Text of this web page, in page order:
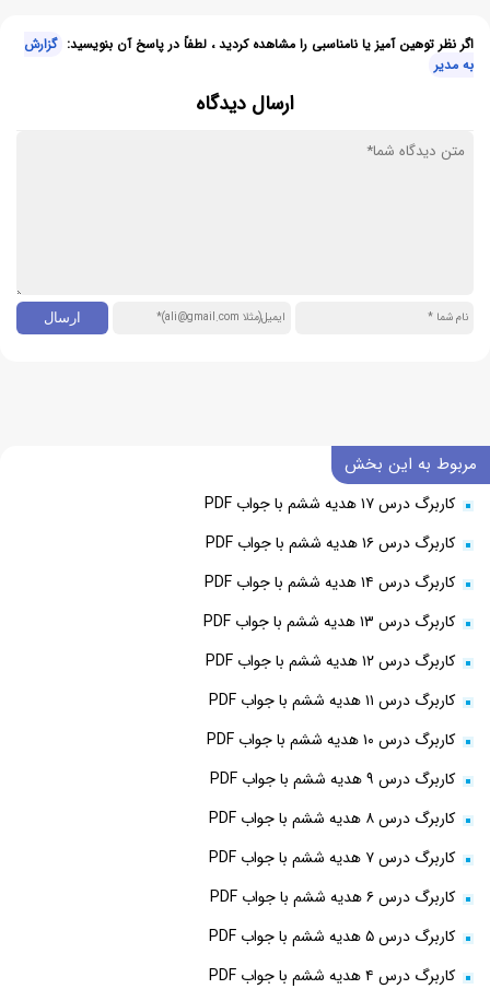
اگر نظر توهین آمیز یا نامناسبی را مشاهده کردید ، لطفاً در پاسخ آن بنویسید: گزارش
به مدیر
ارسال دیدگاه
مربوط به این بخش
کاربرگ درس ۱۷ هدیه ششم با جواب PDF
کاربرگ درس ۱۶ هدیه ششم با جواب PDF
کاربرگ درس ۱۴ هدیه ششم با جواب PDF
کاربرگ درس ۱۳ هدیه ششم با جواب PDF
کاربرگ درس ۱۲ هدیه ششم با جواب PDF
کاربرگ درس ۱۱ هدیه ششم با جواب PDF
کاربرگ درس ۱۰ هدیه ششم با جواب PDF
کاربرگ درس ۹ هدیه ششم با جواب PDF
کاربرگ درس ۸ هدیه ششم با جواب PDF
کاربرگ درس ۷ هدیه ششم با جواب PDF
کاربرگ درس ۶ هدیه ششم با جواب PDF
کاربرگ درس ۵ هدیه ششم با جواب PDF
کاربرگ درس ۴ هدیه ششم با جواب PDF